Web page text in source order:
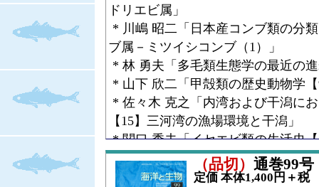
ドリエビ属」
* 川嶋 昭二「日本産コンブ類の分
ブ属－ミツイシコンブ（1）」
* 林 勇夫「多毛類生態学の最近の
* 山下 欣二「甲殻類の歴史動物学
* 佐々木 克之「内湾および干潟に
【15】三河湾の漁場環境と干潟」
* 関口 秀夫「イセエビ類の生活史
* 井上 貴央・中村 一恵「ニホンア
園で飼育されたニホンアシカ」
（品切） 通巻99号
定価 本体1,400円＋税